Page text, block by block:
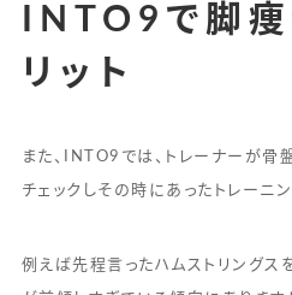
INTO9で脚
リット
また、INTO9では、トレーナーが骨
チェックしその時にあったトレーニ
例えば先程言ったハムストリング